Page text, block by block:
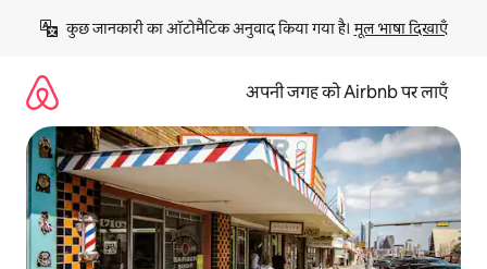
छोड़कर
कॉन्टेंट
कुछ जानकारी का ऑटोमैटिक अनुवाद किया गया है। मूल भाषा दिखाएँ
अपनी जगह को Airbnb पर लाएँ